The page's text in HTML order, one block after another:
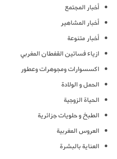
أخبار المجتمع
أخبار المشاهير
أخبار متنوعة
ازياء فساتين القفطان المغربي
اكسسوارات ومجوهرات وعطور
الحمل و الولادة
الحياة الزوجية
الطبخ و حلويات جزائرية
العروس المغربية
العناية بالبشرة